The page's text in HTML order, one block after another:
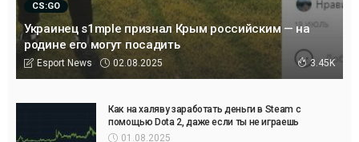
CS:GO
Украинец s1mple признал Крым российским — на
родине его могут посадить
Esport News 02.08.2025 3.45K
Как на халяву заработать деньги в Steam с
помощью Dota 2, даже если ты не играешь
01.08.2025